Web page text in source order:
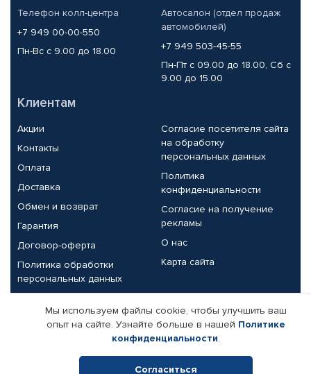
Телефон колл-центра
+7 949 00-00-550
Пн-Вс с 9.00 до 18.00
Автосалон (отдел продаж
автомобилей)
+7 949 503-45-55
Пн-Пт с 09.00 до 18.00, Сб с
9.00 до 15.00
Клиентам
Акции
Контакты
Оплата
Доставка
Обмен и возврат
Гарантия
Договор-оферта
Политика обработки
персональных данных
Согласие посетителя сайта
на обработку
персональных данных
Политика
конфиденциальности
Согласие на получение
рекламы
О нас
Карта сайта
Партнерам
Корпоративным клиентам
Поставщикам
Реквизиты компании
Мы используем файлы cookie, чтобы улучшить ваш
опыт на сайте. Узнайте больше в нашей Политике
конфиденциальности.
Согласиться